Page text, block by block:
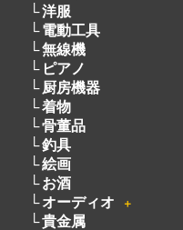
時計
楽器 ＋
ブランド
カメラ
洋服
電動工具
無線機
ピアノ
厨房機器
着物
骨董品
釣具